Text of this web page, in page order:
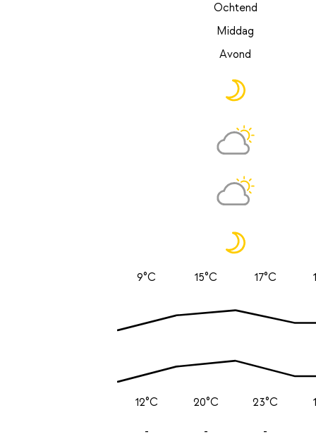
Ochtend
Middag
Avond
9°C
12°C
-
15°C
20°C
-
17°C
23°C
-